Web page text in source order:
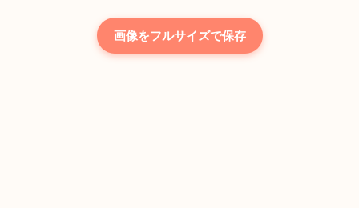
画像をフルサイズで保存